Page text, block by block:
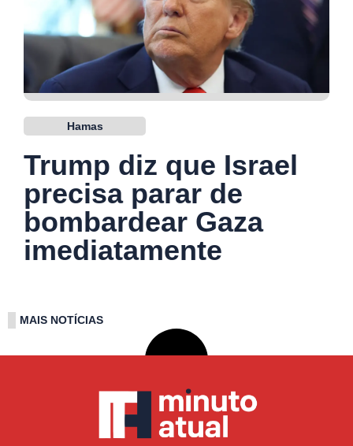
Hamas
Trump diz que Israel
precisa parar de
bombardear Gaza
imediatamente
MAIS NOTÍCIAS